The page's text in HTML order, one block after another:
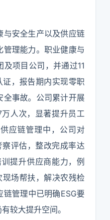
与安全生产以及供应链
管理能力。职业健康与
项目公司，并通过11
，报告期内实现零职
全事故。公司累计开展
人次，显著提升员工
应链管理中，公司对
评估，整改完成率达
提升供应商能力，例
场帮扶，解决农残检
管理中已明确ESG要
较大提升空间。